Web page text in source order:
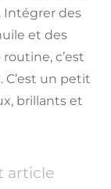
Intégrer des
et des
c’est
un petit
brillants et
article